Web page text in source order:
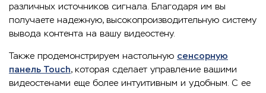
различных источников сигнала. Благодаря им вы
получаете надежную, высокопроизводительную систему
вывода контента на вашу видеостену.
Также продемонстрируем настольную сенсорную
панель Touch, которая сделает управление вашими
видеостенами еще более интуитивным и удобным. С ее